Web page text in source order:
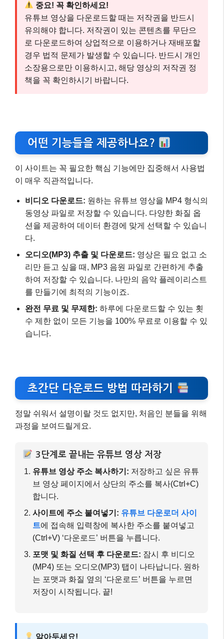
중요! 꼭 확인하세요!
유튜브 영상을 다운로드할 때는 저작권을 반드시
유의해야 합니다. 저작권이 있는 콘텐츠를 무단으
로 다운로드하여 상업적으로 이용하거나 재배포할
경우 법적 문제가 발생할 수 있습니다. 반드시 개인
소장용으로만 이용하시고, 해당 영상의 저작권 정
책을 꼭 확인하시기 바랍니다.
어떤 기능들을 제공하나요?
이 사이트는 꼭 필요한 핵심 기능에만 집중해서 사용법
이 매우 직관적입니다.
비디오 다운로드: 원하는 유튜브 영상을 MP4 형식의
동영상 파일로 저장할 수 있습니다. 다양한 화질 옵
션을 제공하여 데이터 환경에 맞게 선택할 수 있습니
다.
오디오(MP3) 추출 및 다운로드: 영상은 필요 없고 소
리만 듣고 싶을 때, MP3 음원 파일로 간편하게 추출
하여 저장할 수 있습니다. 나만의 음악 플레이리스트
를 만들기에 최적의 기능이죠.
완전 무료 및 무제한: 하루에 다운로드할 수 있는 횟
수 제한 없이 모든 기능을 100% 무료로 이용할 수 있
습니다.
초간단 다운로드 방법 따라하기
정말 쉬워서 설명이랄 것도 없지만, 처음인 분들을 위해
과정을 보여드릴게요.
3단계로 끝내는 유튜브 영상 저장
유튜브 영상 주소 복사하기: 저장하고 싶은 유튜
브 영상 페이지에서 상단의 주소를 복사(Ctrl+C)
합니다.
사이트에 주소 붙여넣기: 유튜브 다운로더 사이
트에 접속해 입력창에 복사한 주소를 붙여넣고
(Ctrl+V) ‘다운로드’ 버튼을 누릅니다.
포맷 및 화질 선택 후 다운로드: 잠시 후 비디오
(MP4) 또는 오디오(MP3) 탭이 나타납니다. 원하
는 포맷과 화질 옆의 ‘다운로드’ 버튼을 누르면
저장이 시작됩니다. 끝!
알아두세요!